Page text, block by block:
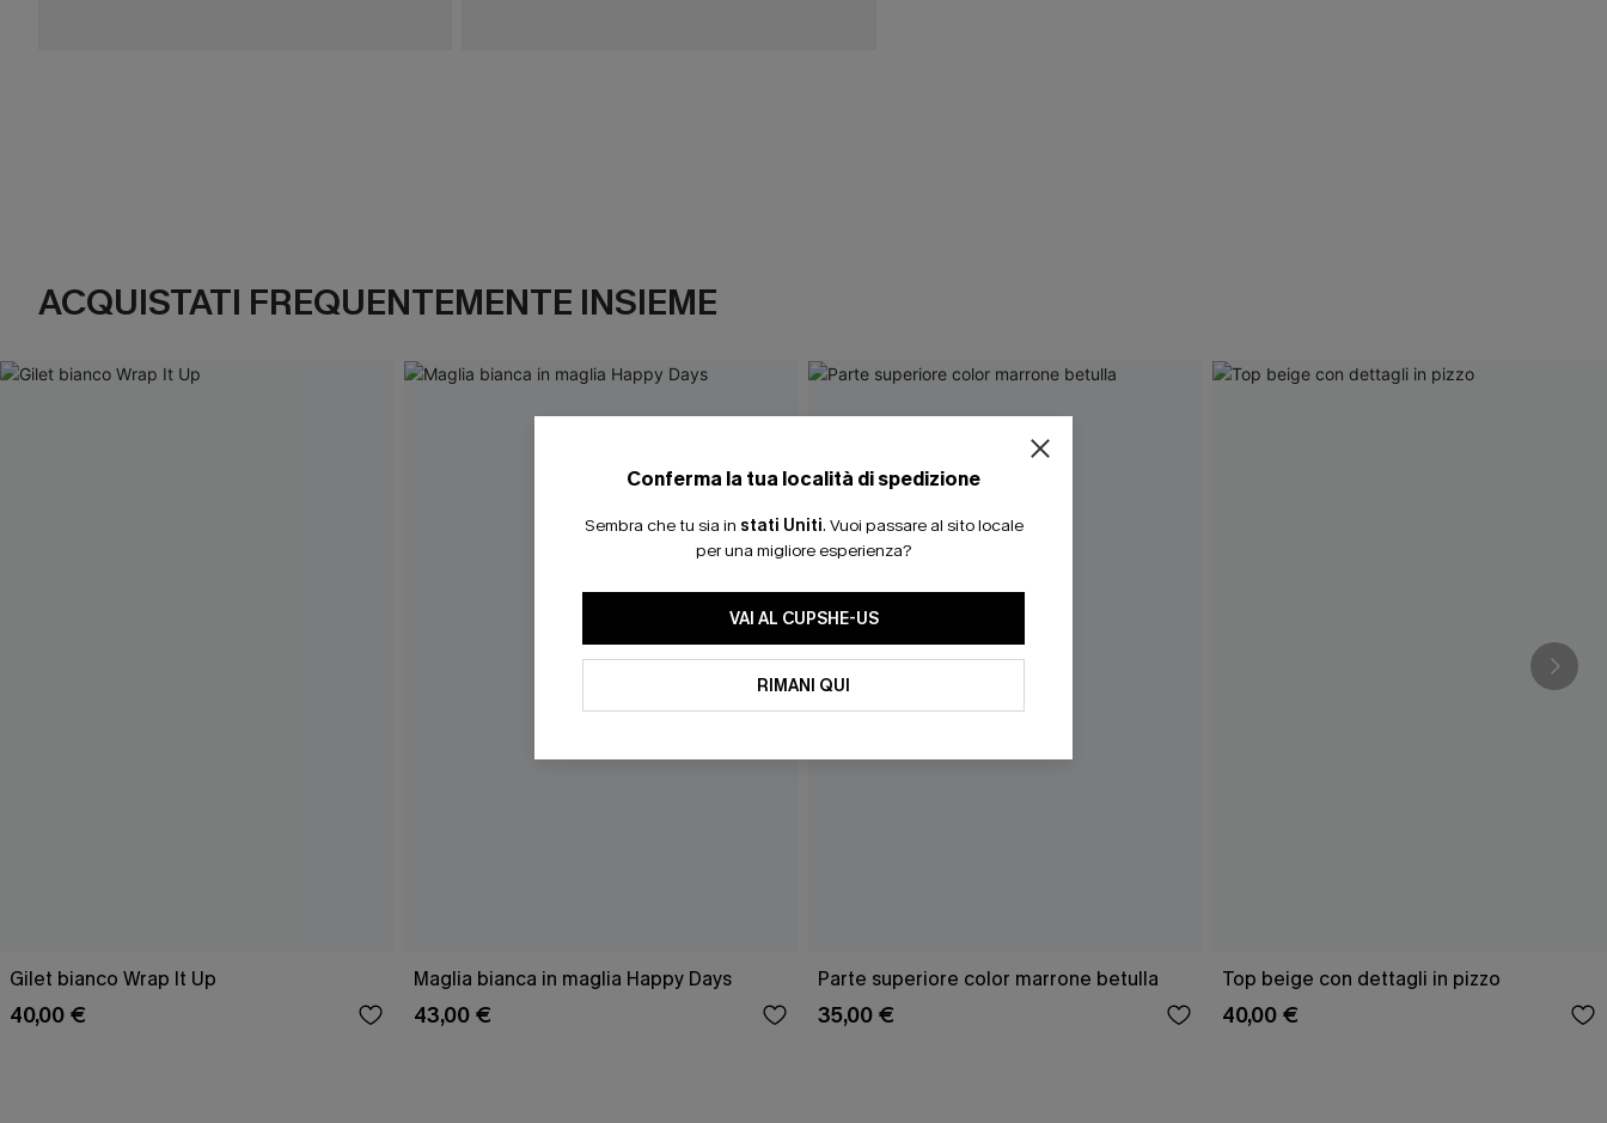
ACQUISTATI FREQUENTEMENTE INSIEME
Gilet bianco Wrap It Up
40,00 €
Maglia bianca in maglia Happy Days
43,00 €
Parte superiore color marrone betulla
35,00 €
Top beige con dettagli in pizzo
40,00 €
Conferma la tua località di spedizione
Sembra che tu sia in stati Uniti. Vuoi passare al sito locale
per una migliore esperienza?
VAI AL CUPSHE-US
RIMANI QUI